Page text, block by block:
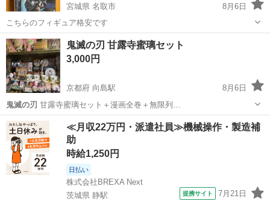
宮城県 名取市
8月6日
こちらのフィギュア格安です
宮城 名取市 フィギュア 鬼滅の刃
鬼滅の刃 甘露寺蜜璃セット
3,000円
京都府 向島駅
8月6日
鬼滅の刃 甘露寺蜜璃セット＋漫画全巻＋無限列…
京都 京都市 向島駅 おもちゃ
≪月収22万円・派遣社員≫機械操作・製造補
助
時給1,250円
日払い
株式会社BREXA Next
茨城県 静駅
提携サイト 7月21日